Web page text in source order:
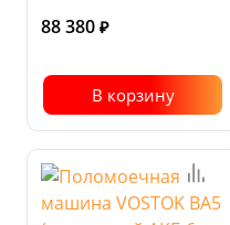
88 380 ₽
В корзину